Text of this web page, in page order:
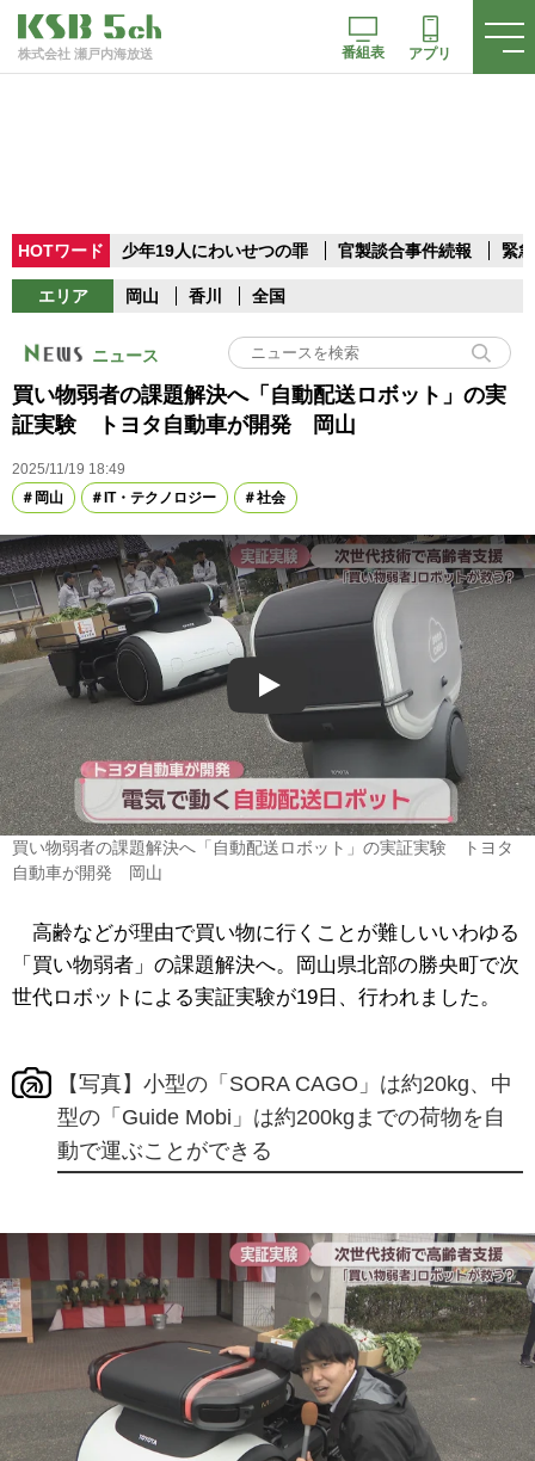
株式会社 瀬戸内海放送 番組表 アプリ
HOTワード 少年19人にわいせつの罪 官製談合事件続報 緊
エリア 岡山 香川 全国
ニュース
買い物弱者の課題解決へ「自動配送ロボット」の実
証実験 トヨタ自動車が開発 岡山
2025/11/19 18:49
岡山
IT・テクノロジー 社会
Play
買い物弱者の課題解決へ「自動配送ロボット」の実証実験 トヨタ
自動車が開発 岡山
高齢などが理由で買い物に行くことが難しいいわゆる
「買い物弱者」の課題解決へ。岡山県北部の勝央町で次
世代ロボットによる実証実験が19日、行われました。
【写真】小型の「SORA CAGO」は約20kg、中
型の「Guide Mobi」は約200kgまでの荷物を自
動で運ぶことができる